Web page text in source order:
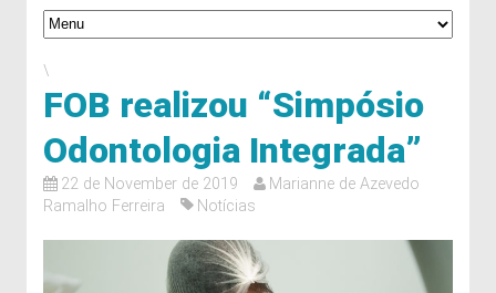
\
FOB realizou “Simpósio
Odontologia Integrada”
22 de November de 2019
Marianne de Azevedo
Ramalho Ferreira
Notícias